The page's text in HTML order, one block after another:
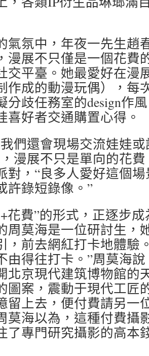
氣氛中，年夜一先生趙
漫展不只僅是一個花費
交平臺。她最愛好在漫
作成的動漫玩偶），每
分歧任務室的design作
喜好者交通購置心得。
們還會現場交流娃娃
漫展不只是單向的花
對，“良多人愛好這個
許錄短錄像。”
花費”的形式，正逐步
周莫海是一位研討生，
，前去網紅打卡地體驗
由得往打卡。”周莫海
北京現代建筑博物館的
圖案，震動于現代工匠
留上去，便付費請另一
莫海以為，這種付費攝
了專門研究攝影的高本